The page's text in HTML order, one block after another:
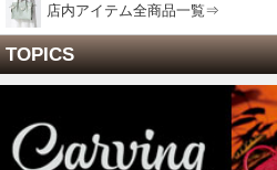
店内アイテム全商品一覧⇒
TOPICS